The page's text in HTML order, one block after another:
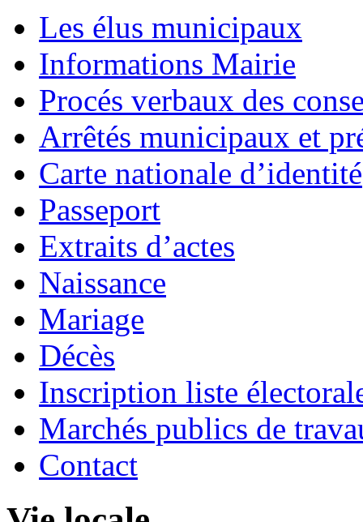
Les élus municipaux
Informations Mairie
Procés verbaux des
Arrêtés municipaux et
Carte nationale d’identité
Passeport
Extraits d’actes
Naissance
Mariage
Décès
Inscription liste
Marchés publics de
Contact